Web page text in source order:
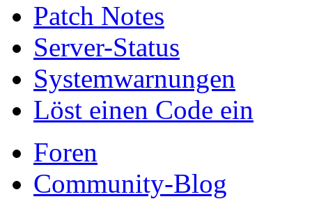
Patch Notes
Server-Status
Systemwarnungen
Löst einen Code ein
Foren
Community-Blog